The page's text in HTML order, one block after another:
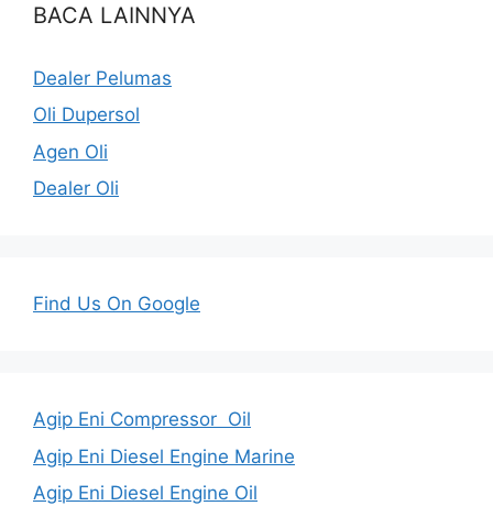
BACA LAINNYA
Dealer Pelumas
Oli Dupersol
Agen Oli
Dealer Oli
Find Us On Google
Agip Eni Compressor Oil
Agip Eni Diesel Engine Marine
Agip Eni Diesel Engine Oil